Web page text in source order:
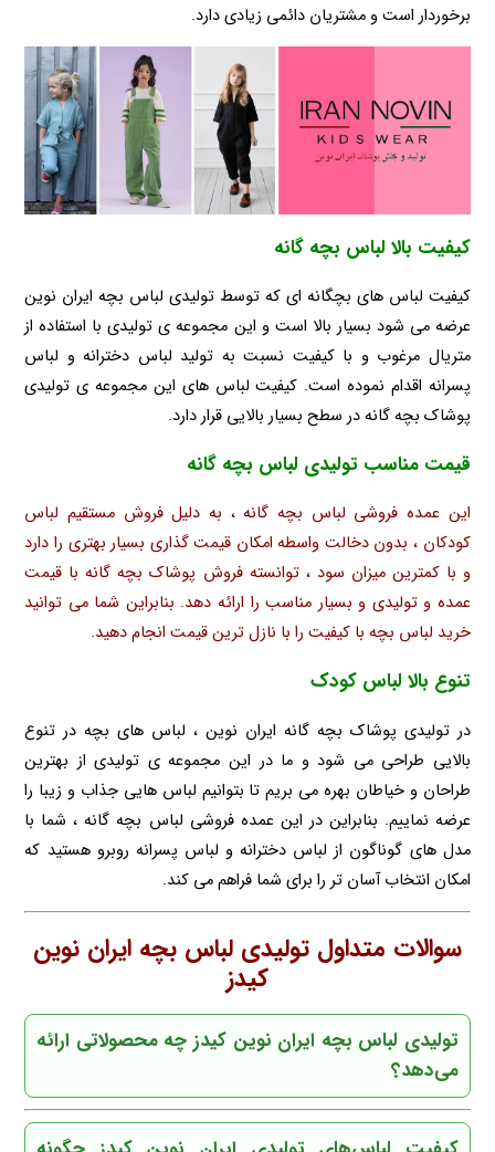
برخوردار است و مشتریان دائمی زیادی دارد.
کیفیت بالا لباس بچه گانه
کیفیت لباس های بچگانه ای که توسط تولیدی لباس بچه ایران نوین
عرضه می شود بسیار بالا است و این مجموعه ی تولیدی با استفاده از
متریال مرغوب و با کیفیت نسبت به تولید لباس دخترانه و لباس
پسرانه اقدام نموده است. کیفیت لباس های این مجموعه ی تولیدی
پوشاک بچه گانه در سطح بسیار بالایی قرار دارد.
قیمت مناسب تولیدی لباس بچه گانه
این عمده فروشی لباس بچه گانه ، به دلیل فروش مستقیم لباس
کودکان ، بدون دخالت واسطه امکان قیمت گذاری بسیار بهتری را دارد
و با کمترین میزان سود ، توانسته فروش پوشاک بچه گانه با قیمت
عمده و تولیدی و بسیار مناسب را ارائه دهد. بنابراین شما می توانید
خرید لباس بچه با کیفیت را با نازل ترین قیمت انجام دهید.
تنوع بالا لباس کودک
در تولیدی پوشاک بچه گانه ایران نوین ، لباس های بچه در تنوع
بالایی طراحی می شود و ما در این مجموعه ی تولیدی از بهترین
طراحان و خیاطان بهره می بریم تا بتوانیم لباس هایی جذاب و زیبا را
عرضه نماییم. بنابراین در این عمده فروشی لباس بچه گانه ، شما با
مدل های گوناگون از لباس دخترانه و لباس پسرانه روبرو هستید که
امکان انتخاب آسان تر را برای شما فراهم می کند.
سوالات متداول تولیدی لباس بچه ایران نوین
کیدز
تولیدی لباس بچه ایران نوین کیدز چه محصولاتی ارائه
می‌دهد؟